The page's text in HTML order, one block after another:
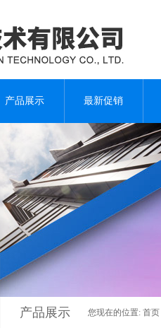
产品展示 最新促销
产品展示 您现在的位置: 首页